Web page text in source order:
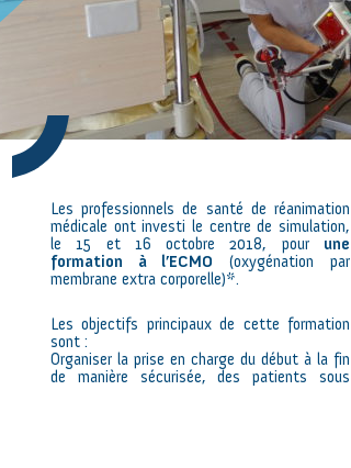
Les professionnels de santé de réanimation
médicale ont investi le centre de simulation,
le 15 et 16 octobre 2018, pour une
formation à l’ECMO (oxygénation par
membrane extra corporelle)*.
Les objectifs principaux de cette formation
sont :
Organiser la prise en charge du début à la fin
de manière sécurisée, des patients sous